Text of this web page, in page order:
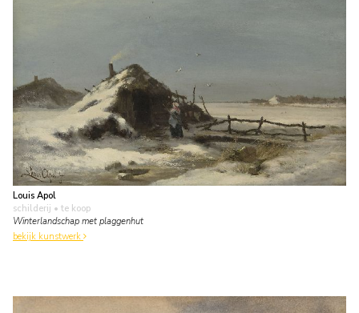
Louis Apol
schilderij • te koop
Winterlandschap met plaggenhut
bekijk kunstwerk